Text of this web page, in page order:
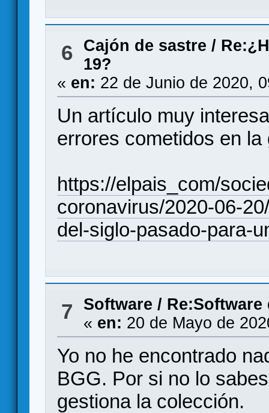
6 Cajón de sastre /
19?
« en: 22 de Junio de 2020,
Un artículo muy
errores cometidos en
https://elpais_com/
coronavirus/2020-06-
del-siglo-pasado-para-
7 Software /
« en: 20 de Mayo de
Yo no he encontrado
BGG. Por si no lo
gestiona la colección.